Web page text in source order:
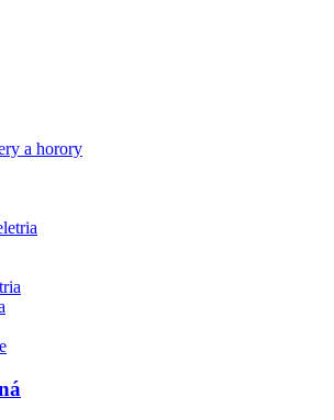
a horory